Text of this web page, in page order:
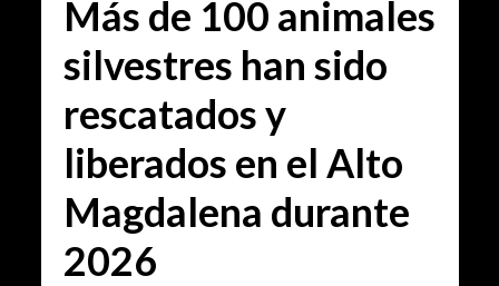
Más de 100 animales
silvestres han sido
rescatados y
liberados en el Alto
Magdalena durante
2026